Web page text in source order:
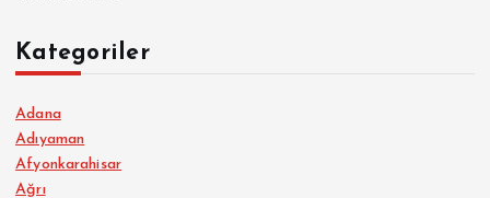
Kategoriler
Adana
Adıyaman
Afyonkarahisar
Ağrı